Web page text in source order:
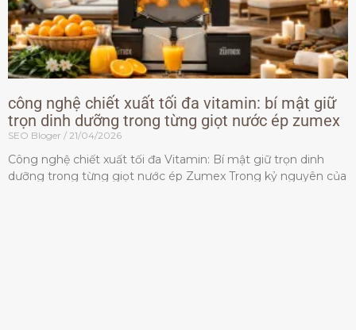
công nghệ chiết xuất tối đa vitamin: bí mật giữ
trọn dinh dưỡng trong từng giọt nước ép zumex
SEO Bloger 21/04/2026
Công nghệ chiết xuất tối đa Vitamin: Bí mật giữ trọn dinh
dưỡng trong từng giọt nước ép Zumex Trong kỷ nguyên của